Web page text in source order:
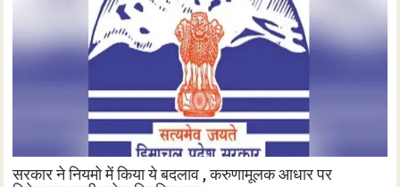
सरकार ने नियमो में किया ये बदलाव , करुणामूलक आधार पर